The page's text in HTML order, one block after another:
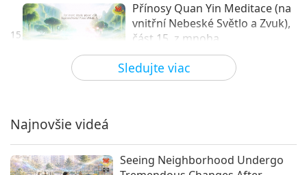
Sledujte viac
15
Přínosy Quan Yin Meditace (na
vnitřní Nebeské Světlo a Zvuk),
část 15. z mnoha
2024-10-25 5640
16
0:45
Krátké filmy 2024-10-25 5781Zobrazenia
Najnovšie videá
Seeing Neighborhood Undergo